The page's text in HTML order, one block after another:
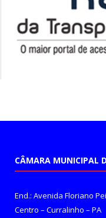
CÂMARA MUNICIPAL
End.: Avenida Floriano
Centro – Curralinho – PA